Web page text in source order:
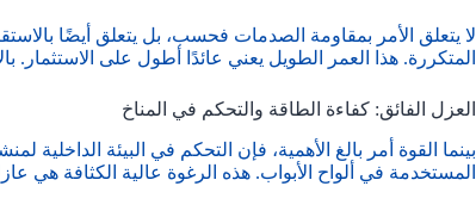
لا يتعلق الأمر بمقاومة الصدمات فحسب، بل يتعلق أيضًا
المتكررة. هذا العمر الطويل يعني عائدًا أطول على الاستثمار.
العزل الفائق: كفاءة الطاقة والتحكم في المناخ
بينما القوة أمر بالغ الأهمية، فإن التحكم في البيئة الداخلية
المستخدمة في ألواح الأبواب. هذه الرغوة عالية الكثافة هي